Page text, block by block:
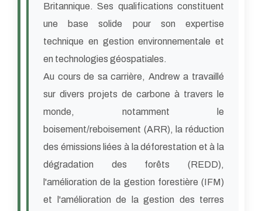
Britannique. Ses qualifications constituent
une base solide pour son expertise
technique en gestion environnementale et
en technologies géospatiales.
Au cours de sa carrière, Andrew a travaillé
sur divers projets de carbone à travers le
monde, notamment le
boisement/reboisement (ARR), la réduction
des émissions liées à la déforestation et à la
dégradation des forêts (REDD),
l'amélioration de la gestion forestière (IFM)
et l'amélioration de la gestion des terres